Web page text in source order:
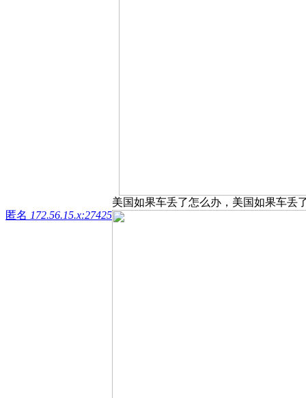
匿名 172.56.15.x:27425
美国如果车丢了怎么办，美国如果车丢